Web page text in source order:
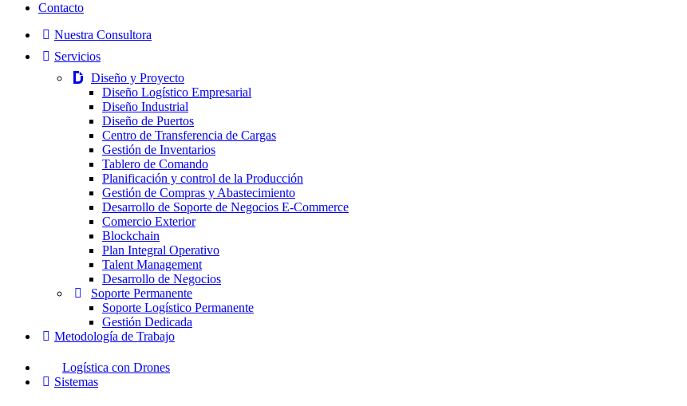
Contacto
Nuestra Consultora
Servicios
Diseño y Proyecto
Diseño Logístico Empresarial
Diseño Industrial
Diseño de Puertos
Centro de Transferencia de Cargas
Gestión de Inventarios
Tablero de Comando
Planificación y control de la Producción
Gestión de Compras y Abastecimiento
Desarrollo de Soporte de Negocios E-Commerce
Comercio Exterior
Blockchain
Plan Integral Operativo
Talent Management
Desarrollo de Negocios
Soporte Permanente
Soporte Logístico Permanente
Gestión Dedicada
Metodología de Trabajo
Logística con Drones
Sistemas